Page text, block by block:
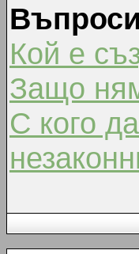
Кой е
Защо
С кого